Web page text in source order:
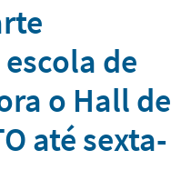
de
o Hall de
até sexta-